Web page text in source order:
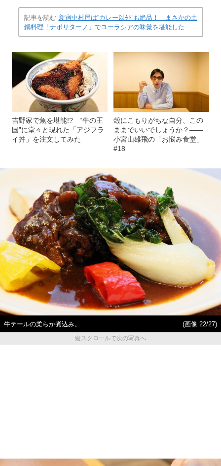
記事を読む 新宿中村屋は“カレー以外”も絶品！ まさかの土
鍋料理「ナポリターノ」でユーラシアの味覚を堪能した
吉野家で魚を堪能!? “牛の王
国”に堂々と現れた「アジフラ
イ丼」を注文してみた
殻にこもりがちな自分、この
ままでいいでしょうか？――
小宮山雄飛の「お悩み食堂」
#18
牛テールの柔らか煮込み。
(画像 22/27)
縦スクロールで次の写真へ